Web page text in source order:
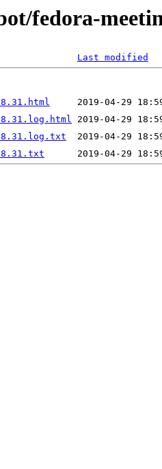
fedora-
Last modified